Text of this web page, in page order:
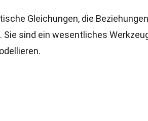
Gleichungen, die Beziehungen
sind ein wesentliches